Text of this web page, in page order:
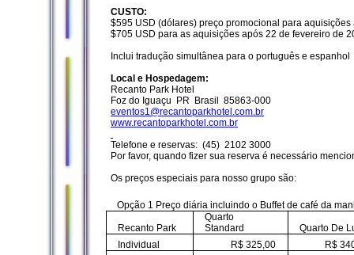
CUSTO:
$595 USD (dólares) preço promocional para
$705 USD para as aquisições após 22 de fevereiro de
Inclui tradução simultânea para o português e espanhol
Local e Hospedagem:
Recanto Park Hotel
Foz do Iguaçu PR Brasil 85863-000
eventos1@recantoparkhotel.com.br
www.recantoparkhotel.com.br
Telefone e reservas: (45) 2102 3000
Por favor, quando fizer sua reserva é necessário
Os preços especiais para nosso grupo são:
Opção 1 Preço diária incluindo o Buffet de café da
Recanto Park
Quarto
Standard
Quarto De
Individual
R$ 325,00
R$